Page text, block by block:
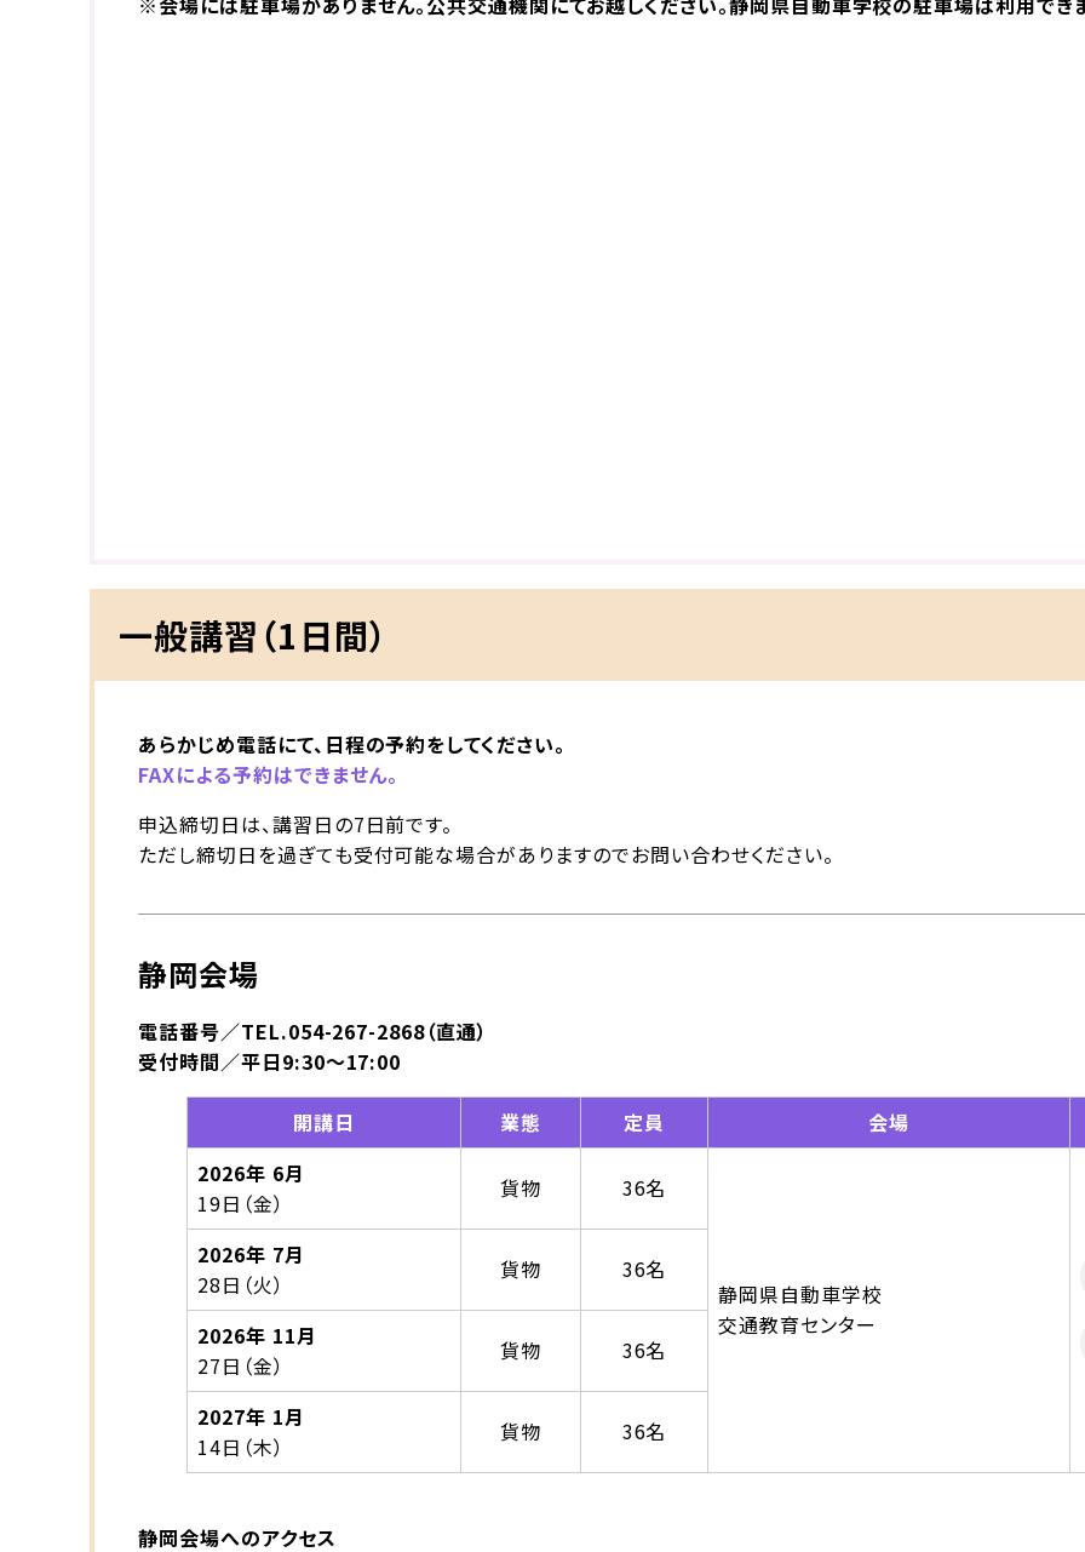
一般講習（1日間）
あらかじめ電話にて、日程の予約をしてください。
FAXによる予約はできません。
申込締切日は、講習日の7日前です。
ただし締切日を過ぎても受付可能な場合がありますのでお問い合わせください。
静岡会場
電話番号／TEL.054-267-2868（直通）
受付時間／平日9:30～17:00
開講日 業態 定員
会場
2026年 6月
19日（金）
貨物 36名
静岡県自動車学校
交通教育センター
2026年 7月
28日（火）
貨物 36名
2026年 11月
27日（金）
貨物 36名
2027年 1月
14日（木）
貨物 36名
静岡会場へのアクセス